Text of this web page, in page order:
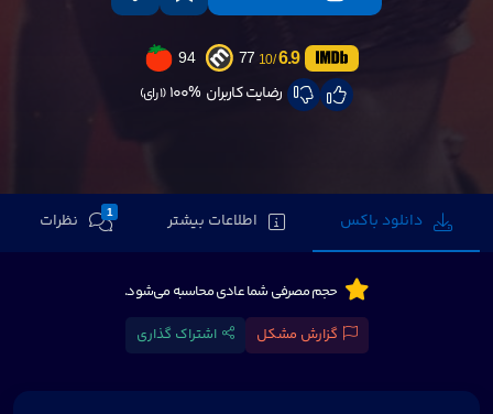
6.9
/10
77
94
رضایت کاربران 100% (1 رای)
دانلود باکس اطلاعات بیشتر 1 نظرات
حجم مصرفی شما عادی محاسبه می‌شود.
گزارش مشکل
اشتراک گذاری